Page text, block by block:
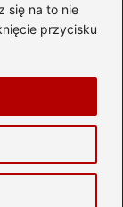
się na to nie
przycisku